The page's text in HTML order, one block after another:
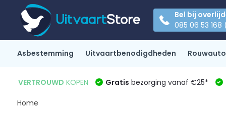
Bel bij
085 06 53
Asbestemming Uitvaartbenodigdheden
VERTROUWD KOPEN Gratis bezorging vanaf €25*
Home